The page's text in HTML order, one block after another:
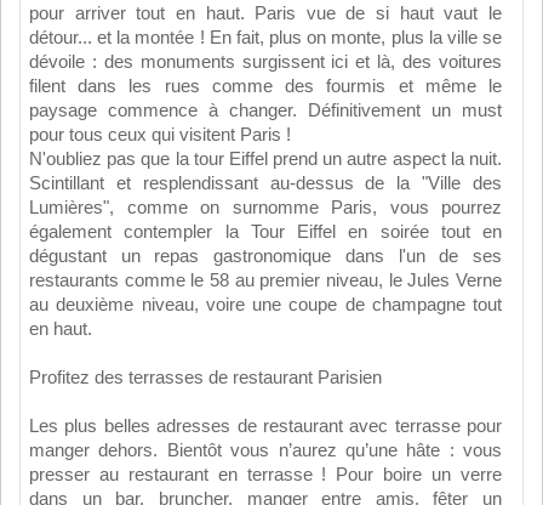
pour arriver tout en haut. Paris vue de si haut vaut le
détour... et la montée ! En fait, plus on monte, plus la ville se
dévoile : des monuments surgissent ici et là, des voitures
filent dans les rues comme des fourmis et même le
paysage commence à changer. Définitivement un must
pour tous ceux qui visitent Paris !
N'oubliez pas que la tour Eiffel prend un autre aspect la nuit.
Scintillant et resplendissant au-dessus de la "Ville des
Lumières", comme on surnomme Paris, vous pourrez
également contempler la Tour Eiffel en soirée tout en
dégustant un repas gastronomique dans l'un de ses
restaurants comme le 58 au premier niveau, le Jules Verne
au deuxième niveau, voire une coupe de champagne tout
en haut.
Profitez des terrasses de restaurant Parisien
Les plus belles adresses de restaurant avec terrasse pour
manger dehors. Bientôt vous n’aurez qu’une hâte : vous
presser au restaurant en terrasse ! Pour boire un verre
dans un bar, bruncher, manger entre amis, fêter un